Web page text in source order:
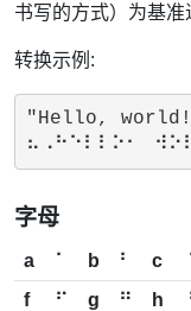
书写的方式）为基准
转换示例:
"Hello,
字母
a ⠁ b ⠃ c
f
⠋ g ⠛ h